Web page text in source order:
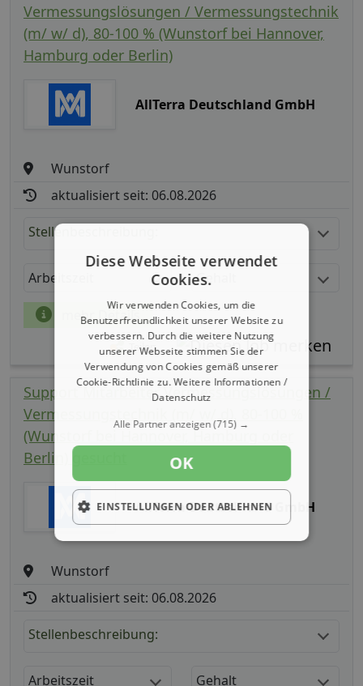
Vermessungslösungen / Vermessungstechnik
(m/ w/ d), 80-100 % (Wunstorf bei Hannover,
Hamburg oder Berlin)
AllTerra Deutschland GmbH
Wunstorf
aktualisiert seit: 06.08.2026
Stellenbeschreibung:
Arbeitszeit Gehalt
mehr Details
Teilen
Support Mitarbeiter Vermessungslösungen /
Vermessungstechnik (m/ w/ d), 80-100 %
(Wunstorf bei Hannover, Hamburg oder
Berlin) gesucht
AllTerra Deutschland GmbH
Wunstorf
aktualisiert seit: 06.08.2026
Stellenbeschreibung:
Arbeitszeit Gehalt
Diese Webseite verwendet
Cookies.
Wir verwenden Cookies, um die
Benutzerfreundlichkeit unserer Website zu
verbessern. Durch die weitere Nutzung
unserer Webseite stimmen Sie der
Verwendung von Cookies gemäß unserer
Cookie-Richtlinie zu.Weitere Informationen /
Datenschutz
Alle Partner anzeigen(715) →
OK
EINSTELLUNGEN ODER ABLEHNEN